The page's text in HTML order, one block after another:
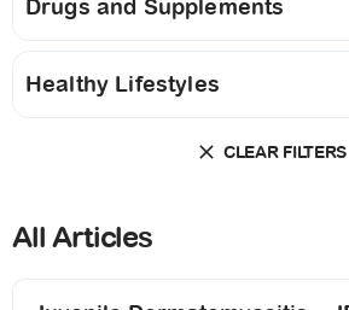
Drugs and Supplements
Healthy Lifestyles
CLEAR FILTERS
All Articles